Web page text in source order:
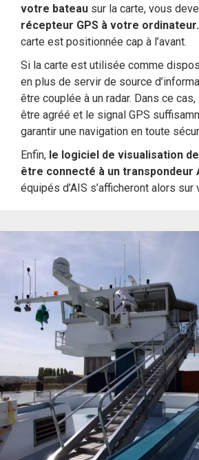
votre bateau sur la carte, vous
récepteur GPS à votre ordinateur.
carte est positionnée cap à l’avant.
Si la carte est utilisée comme
en plus de servir de source
être couplée à un radar. Dans ce
être agréé et le signal GPS
garantir une navigation en toute
Enfin, le logiciel de visualisation
être connecté à un transpondeur
équipés d’AIS s’afficheront alors sur